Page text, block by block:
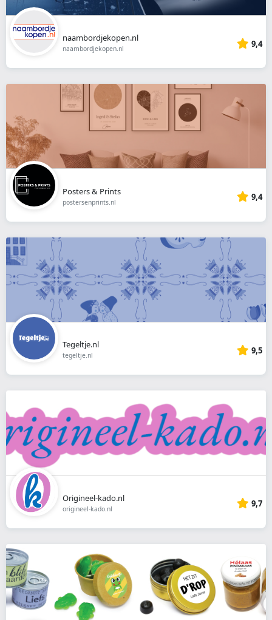
naambordjekopen.nl
naambordjekopen.nl 9,4
Posters & Prints
postersenprints.nl 9,4
Tegeltje.nl
tegeltje.nl 9,5
Origineel-kado.nl
origineel-kado.nl 9,7